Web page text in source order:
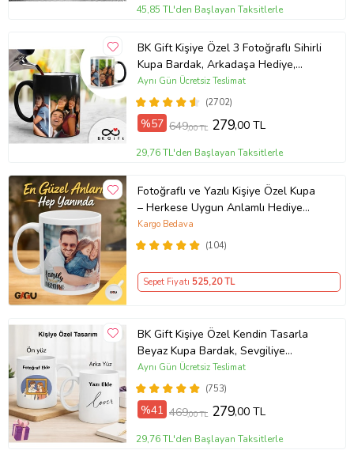
45,85 TL'den Başlayan Taksitlerle
BK Gift Kişiye Özel 3 Fotoğraflı Sihirli
Kupa Bardak, Arkadaşa Hediye,
Sevgiliye Hediye
(2702)
Aynı Gün Ücretsiz Teslimat
%57 649,00 TL 279,00 TL
29,76 TL'den Başlayan Taksitlerle
Fotoğraflı ve Yazılı Kişiye Özel Kupa
– Herkese Uygun Anlamlı Hediye
Porselen Baskılı Kupa (Beyaz)
(104)
Kargo Bedava
Sepet Fiyatı 525,20 TL
BK Gift Kişiye Özel Kendin Tasarla
Beyaz Kupa Bardak, Sevgiliye
Hediye, Arkadaşa Hediye, Doğum
Günü Hediyesi(753)
Aynı Gün Ücretsiz Teslimat
%41 469,00 TL 279,00 TL
29,76 TL'den Başlayan Taksitlerle